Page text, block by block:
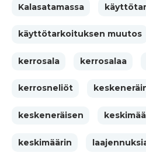
Kalasatamassa
käyttötarkoituksen muutos
kerrosala kerrosalaa
kerrosneliöt
keskeneräisen
keskimäärin